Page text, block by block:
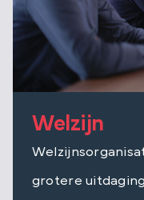
Welzijn
grotere